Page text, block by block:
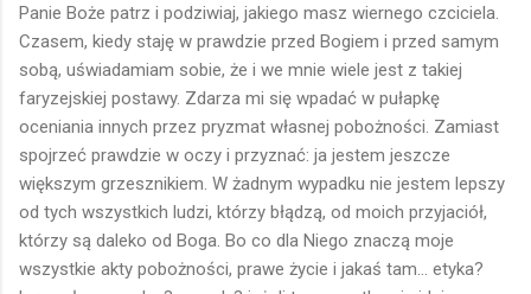
Panie Boże patrz i podziwiaj, jakiego masz wiernego czciciela.
Czasem, kiedy staję w prawdzie przed Bogiem i przed samym
sobą, uświadamiam sobie, że i we mnie wiele jest z takiej
faryzejskiej postawy. Zdarza mi się wpadać w pułapkę
oceniania innych przez pryzmat własnej pobożności. Zamiast
spojrzeć prawdzie w oczy i przyznać: ja jestem jeszcze
większym grzesznikiem. W żadnym wypadku nie jestem lepszy
od tych wszystkich ludzi, którzy błądzą, od moich przyjaciół,
którzy są daleko od Boga. Bo co dla Niego znaczą moje
wszystkie akty pobożności, prawe życie i jakaś tam... etyka?